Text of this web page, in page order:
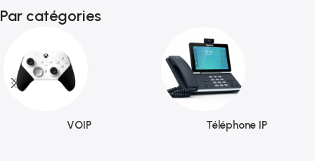
Par catégories
VOIP Téléphone IP